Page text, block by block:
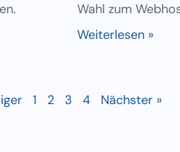
Wahl zum
Weiterlesen »
1 2 3 4 Nächster »